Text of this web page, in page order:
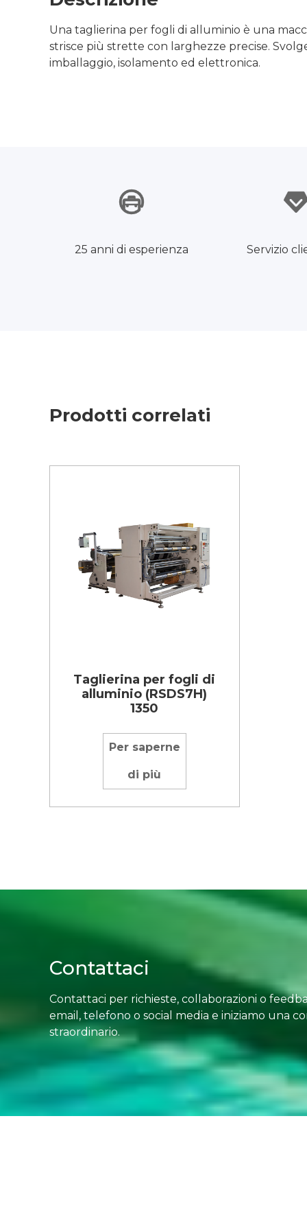
Una taglierina per fogli di alluminio è una
strisce più strette con larghezze precise.
imballaggio, isolamento ed elettronica.
25 anni di esperienza Servizio
Prodotti correlati
Taglierina per fogli di
alluminio (RSDS7H)
1350
Per saperne
di più
Contattaci
Contattaci per richieste, collaborazioni o
email, telefono o social media e iniziamo una
straordinario.